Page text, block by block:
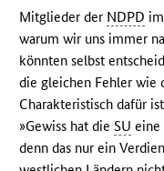
Mitglieder der NDPD
warum wir uns immer
könnten selbst
die gleichen Fehler wie
Charakteristisch dafür
»Gewiss hat dieSU eine
denn das nur ein